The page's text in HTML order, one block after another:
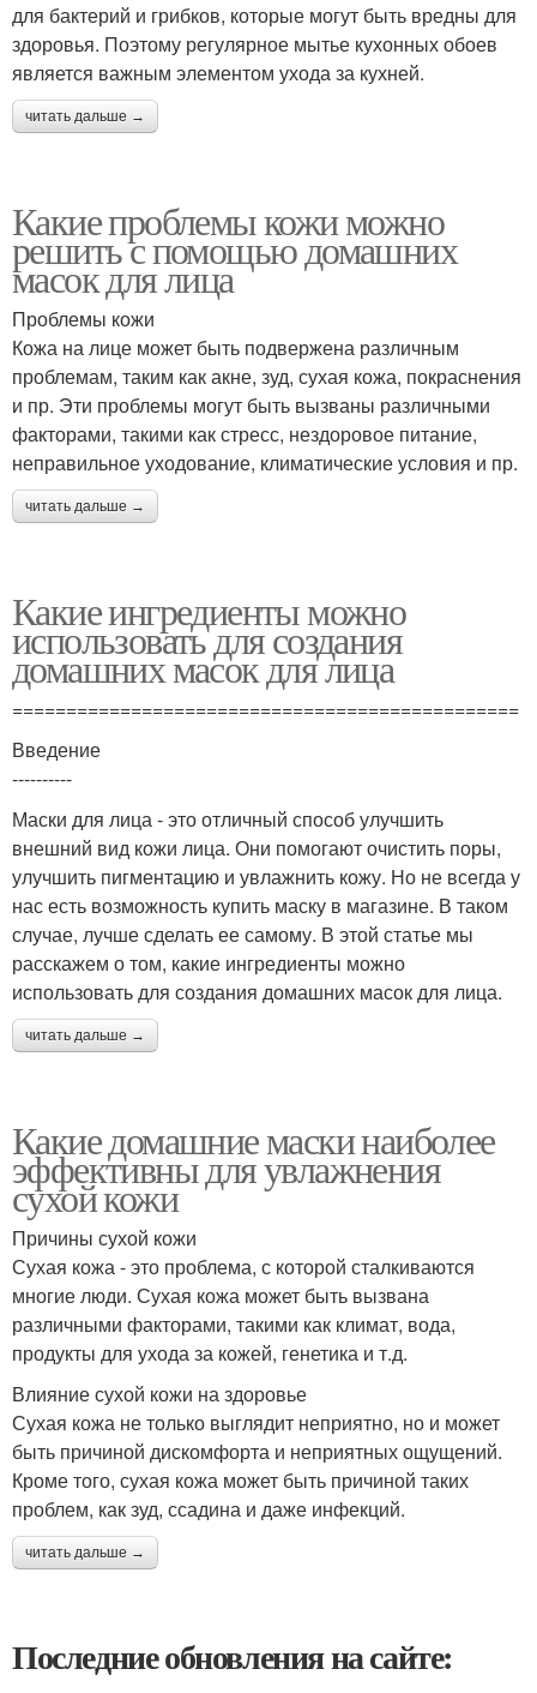
для бактерий и грибков, которые могут быть вредны для
здоровья. Поэтому регулярное мытье кухонных обоев
является важным элементом ухода за кухней.
читать дальше →
Какие проблемы кожи можно
решить с помощью домашних
масок для лица
Проблемы кожи
Кожа на лице может быть подвержена различным
проблемам, таким как акне, зуд, сухая кожа, покраснения
и пр. Эти проблемы могут быть вызваны различными
факторами, такими как стресс, нездоровое питание,
неправильное уходование, климатические условия и пр.
читать дальше →
Какие ингредиенты можно
использовать для создания
домашних масок для лица
===============================================
Введение
----------
Маски для лица - это отличный способ улучшить
внешний вид кожи лица. Они помогают очистить поры,
улучшить пигментацию и увлажнить кожу. Но не всегда у
нас есть возможность купить маску в магазине. В таком
случае, лучше сделать ее самому. В этой статье мы
расскажем о том, какие ингредиенты можно
использовать для создания домашних масок для лица.
читать дальше →
Какие домашние маски наиболее
эффективны для увлажнения
сухой кожи
Причины сухой кожи
Сухая кожа - это проблема, с которой сталкиваются
многие люди. Сухая кожа может быть вызвана
различными факторами, такими как климат, вода,
продукты для ухода за кожей, генетика и т.д.
Влияние сухой кожи на здоровье
Сухая кожа не только выглядит неприятно, но и может
быть причиной дискомфорта и неприятных ощущений.
Кроме того, сухая кожа может быть причиной таких
проблем, как зуд, ссадина и даже инфекций.
читать дальше →
Последние обновления на сайте: